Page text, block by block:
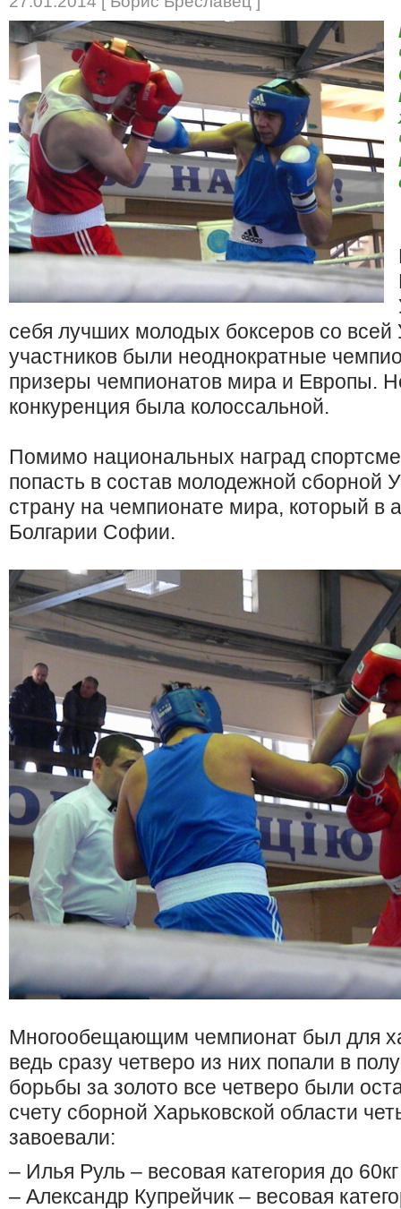
себя лучших молодых боксеров со
участников были неоднократные
призеры чемпионатов мира и Европы.
конкуренция была колоссальной.
Помимо национальных наград
попасть в состав молодежной сборной
страну на чемпионате мира, который в
Болгарии Софии.
Многообещающим чемпионат был для
ведь сразу четверо из них попали в
борьбы за золото все четверо были
счету сборной Харьковской области
завоевали:
– Илья Руль – весовая категория до 60кг
– Александр Купрейчик – весовая